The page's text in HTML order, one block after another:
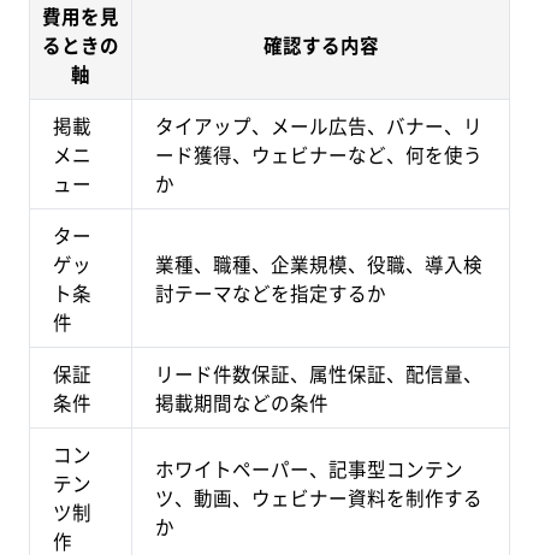
費用を見
るときの
軸
確認する内容
掲載
メニ
ュー
タイアップ、メール広告、バナー、リ
ード獲得、ウェビナーなど、何を使う
か
ター
ゲッ
ト条
件
業種、職種、企業規模、役職、導入検
討テーマなどを指定するか
保証
条件
リード件数保証、属性保証、配信量、
掲載期間などの条件
コン
テン
ツ制
作
ホワイトペーパー、記事型コンテン
ツ、動画、ウェビナー資料を制作する
か